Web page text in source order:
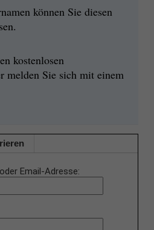
können Sie diesen
kostenlosen
melden Sie sich mit einem
Email-Adresse